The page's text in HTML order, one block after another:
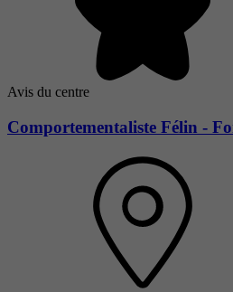
Avis du centre
Comportementaliste Félin -